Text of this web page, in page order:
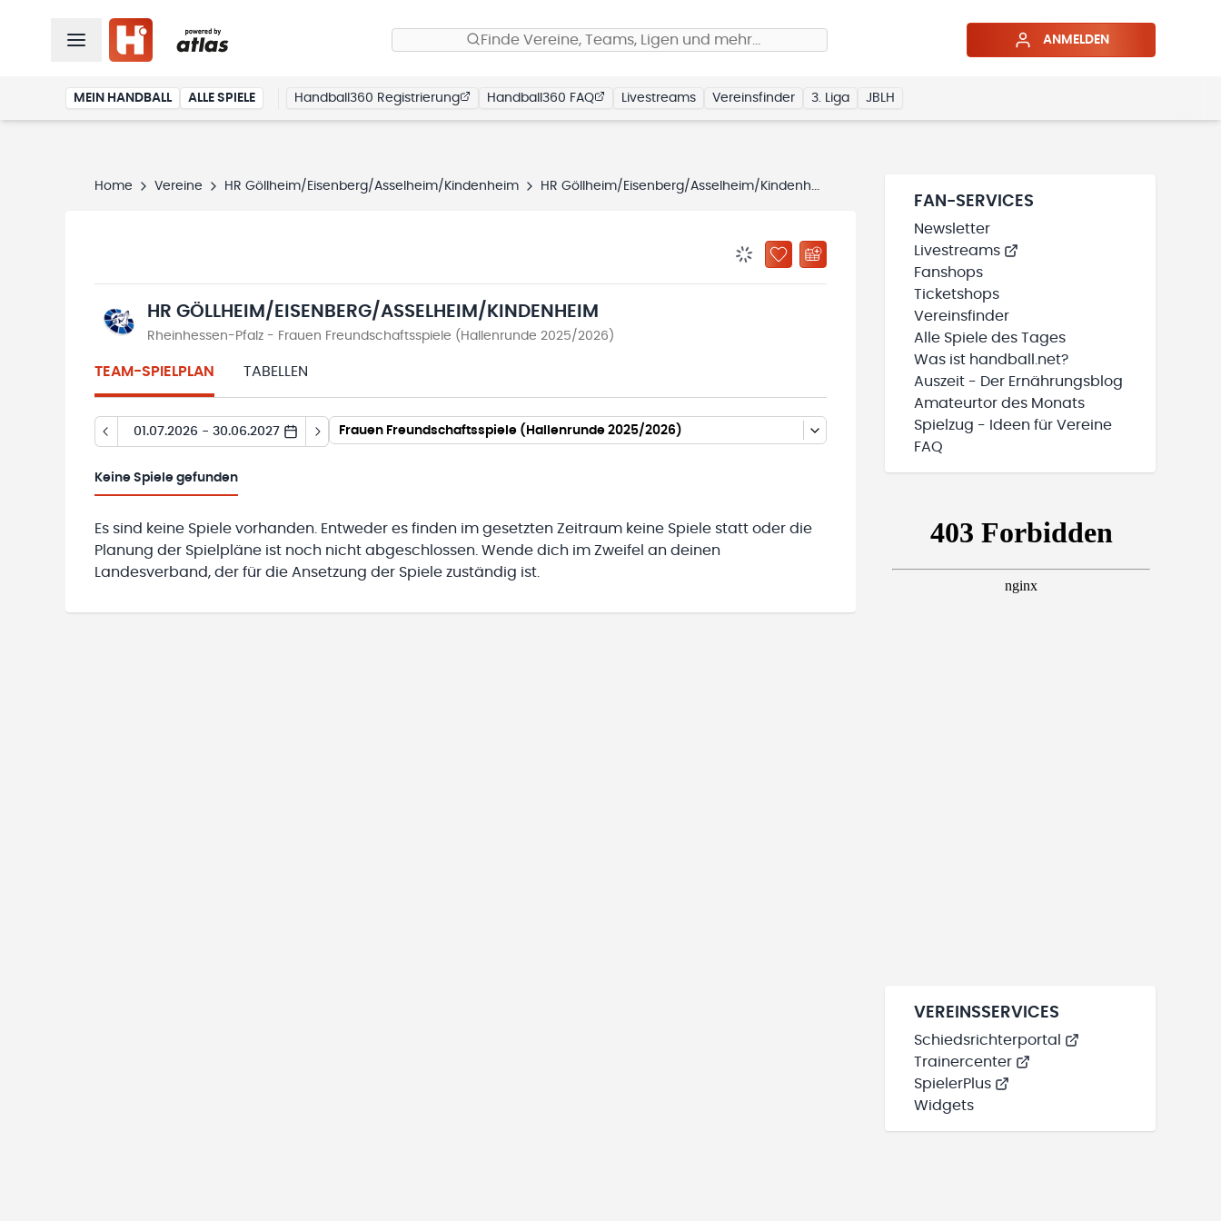
Finde Vereine, Teams, Ligen und mehr… ANMELDEN
MEIN HANDBALL ALLE SPIELE Handball360 Registrierung Handball360 FAQ Livestreams Vereinsfinder 3. Liga JBLH
Home Vereine HR Göllheim/Eisenberg/Asselheim/Kindenheim HR Göllheim/Eisenberg/Asselheim/Kindenheim
BENACHRICHTIGUNGSSTATUS WIRD GELADEN
ZU „MEINE TEAMS“ HINZUFÜGEN
HR GÖLLHEIM/EISENBERG/ASSELHEIM/KINDENHEIM
Rheinhessen-Pfalz - Frauen Freundschaftsspiele (Hallenrunde 2025/2026)
TEAM-SPIELPLAN TABELLEN
01.07.2026 - 30.06.2027 Frauen Freundschaftsspiele (Hallenrunde 2025/2026)
Keine Spiele gefunden
Es sind keine Spiele vorhanden. Entweder es finden im gesetzten Zeitraum keine Spiele statt oder die
Planung der Spielpläne ist noch nicht abgeschlossen. Wende dich im Zweifel an deinen
Landesverband, der für die Ansetzung der Spiele zuständig ist.
FAN-SERVICES
Newsletter
Livestreams
Fanshops
Ticketshops
Vereinsfinder
Alle Spiele des Tages
Was ist handball.net?
Auszeit - Der Ernährungsblog
Amateurtor des Monats
Spielzug - Ideen für Vereine
FAQ
VEREINSSERVICES
Schiedsrichterportal
Trainercenter
SpielerPlus
Widgets